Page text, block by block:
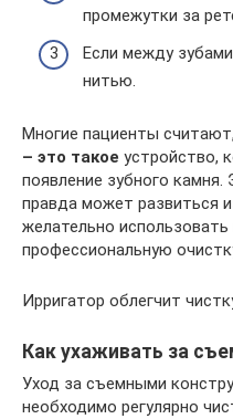
промежутки за
Если между
нитью.
Многие пациенты считают,
– это такое устройство,
появление зубного
правда может развиться
желательно использовать
профессиональную
Ирригатор облегчит
Как ухаживать за
Уход за съемными
необходимо регулярно